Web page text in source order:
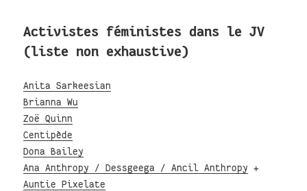
Activistes féministes dans le JV
(liste non exhaustive)
Anita Sarkeesian
Brianna Wu
Zoë Quinn
Centipède
Dona Bailey
Ana Anthropy / Dessgeega / Ancil Anthropy +
Auntie Pixelate